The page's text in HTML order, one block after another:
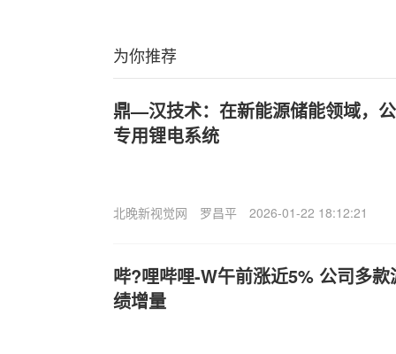
为你推荐
鼎—汉技术：在新能源储能领域，
专用锂电系统
北晚新视觉网 罗昌平 2026-01-22 18:12:21
哔?哩哔哩-W午前涨近5% 公司多
绩增量